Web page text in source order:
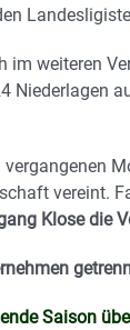
im weiteren
Niederlagen
vereint.
Klose die
Saison